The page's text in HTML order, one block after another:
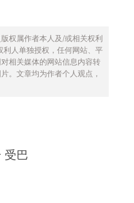
权属作者本人及/或相关权利
利人单独授权，任何网站、平
相关媒体的网站信息内容转
。文章均为作者个人观点，
受巴